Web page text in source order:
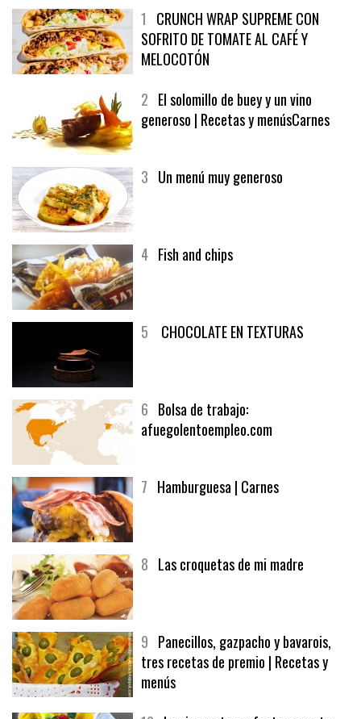
1CRUNCH WRAP SUPREME CON
SOFRITO DE TOMATE AL CAFÉ Y
MELOCOTÓN
2El solomillo de buey y un vino
6Bolsa de trabajo:
9Panecillos, gazpacho y bavarois,
tres recetas de premio | Recetas y
menús